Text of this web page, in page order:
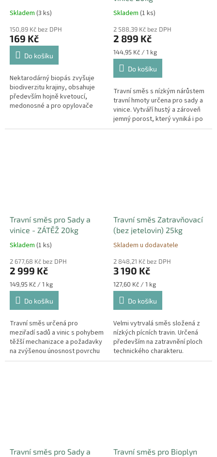
Skladem (3 ks)
150,89 Kč bez DPH
169 Kč
Do košíku
Nektarodárný biopás zvyšuje
biodiverzitu krajiny, obsahuje
především hojně kvetoucí,
medonosné a pro opylovače
Skladem (1 ks)
2 588,39 Kč bez DPH
2 899 Kč
Měrná
cena:
144,95 Kč / 1 kg
Do košíku
Travní směs s nízkým nárůstem
travní hmoty určena pro sady a
vinice. Vytváří hustý a zároveň
jemný porost, který vyniká i po
estetické stránce. Hmotnost
Travní směs pro Sady a
vinice - ZÁTĚŽ 20kg
Skladem (1 ks)
2 677,68 Kč bez DPH
2 999 Kč
Měrná
cena:
149,95 Kč / 1 kg
Do košíku
Travní směs určená pro
meziřadí sadů a vinic s pohybem
těžší mechanizace a požadavky
na zvýšenou únosnost povrchu
půdy. Hmotnost balení: 20kg
Travní směs Zatravňovací
(bez jetelovin) 25kg
Skladem u dodavatele
2 848,21 Kč bez DPH
3 190 Kč
Měrná
cena:
127,60 Kč / 1 kg
Do košíku
Velmi vytrvalá směs složená z
nízkých pícních travin. Určená
především na zatravnění ploch
technického charakteru.
Hmotnost balení: 25kg
Travní směs pro Sady a
Travní směs pro Bioplyn